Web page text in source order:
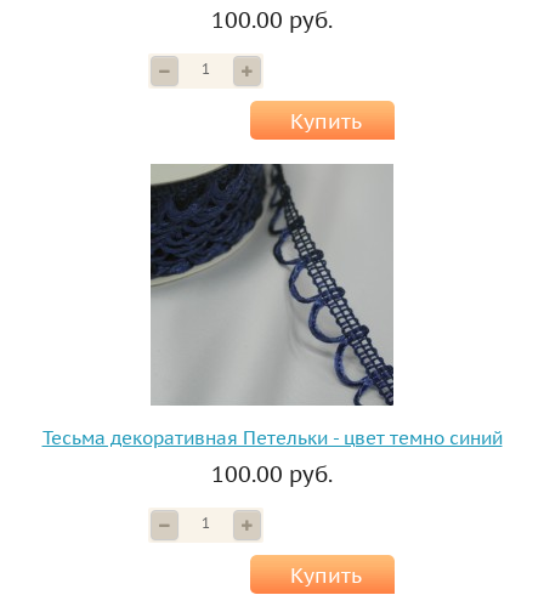
100.00 руб.
Купить
Тесьма декоративная Петельки - цвет темно синий
100.00 руб.
Купить